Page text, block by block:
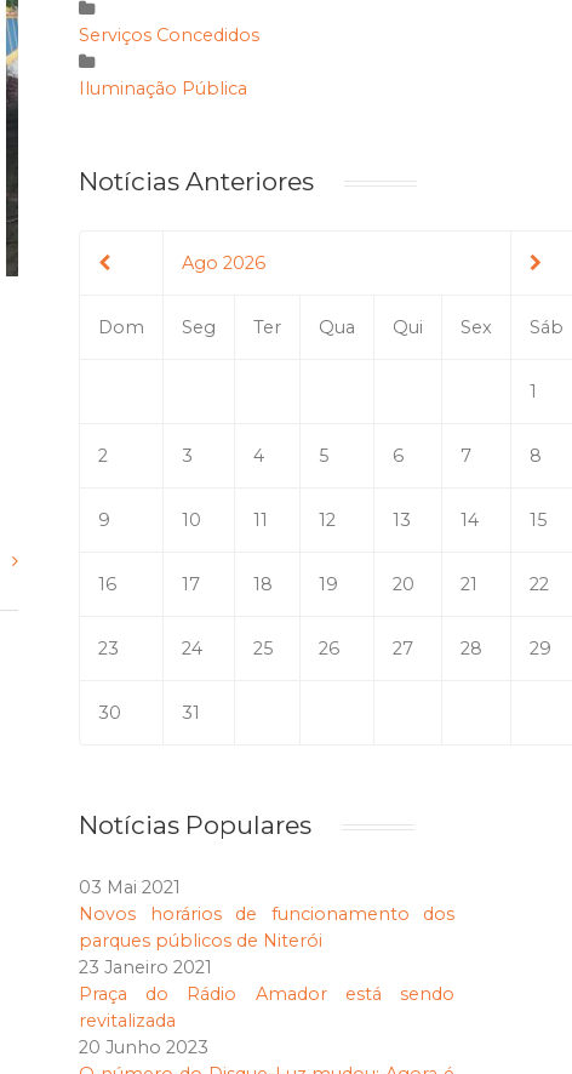
Serviços Concedidos
Iluminação Pública
Notícias Anteriores
Ago 2026
Dom Seg Ter Qua Qui Sex Sáb
1
2 3 4 5 6 7 8
9 10 11 12 13 14 15
16 17 18 19 20 21 22
23 24 25 26 27 28 29
30 31
Notícias Populares
03 Mai 2021
Novos horários de funcionamento dos
parques públicos de Niterói
23 Janeiro 2021
Praça do Rádio Amador está sendo
revitalizada
20 Junho 2023